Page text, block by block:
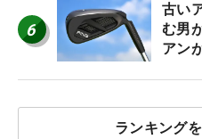
6
古い
む男
アン
ランキング